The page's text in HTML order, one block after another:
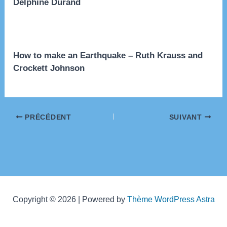
Delphine Durand
How to make an Earthquake – Ruth Krauss and
Crockett Johnson
Navigation
PRÉCÉDENT SUIVANT
Copyright © 2026 | Powered by Thème WordPress Astra